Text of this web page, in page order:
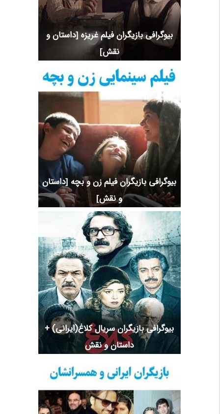
بیوگرافی بازیگران فیلم غریزه [داستان و
نقش]
بیوگرافی بازیگران فیلم زن و بچه [داستان
و نقش]
بیوگرافی بازیگران سریال کلاغ(ایرانی) +
داستان و نقش